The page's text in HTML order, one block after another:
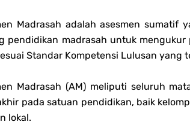
Madrasah adalah asesmen sumatif
pendidikan madrasah untuk
Standar Kompetensi Lulusan yang
Madrasah (AM) meliputi seluruh
pada satuan pendidikan, baik
lokal.